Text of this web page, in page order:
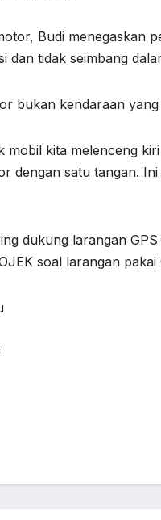
Budi menegaskan
dan tidak seimbang
bukan kendaraan
mobil kita melenceng
dengan satu tangan.
dukung larangan
soal larangan pakai